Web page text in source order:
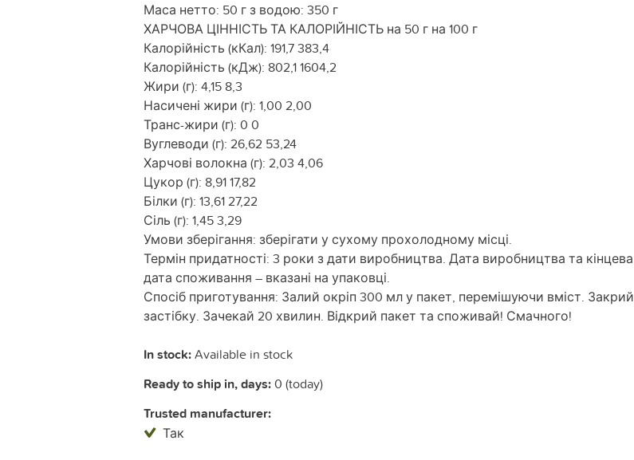
Маса нетто: 50 г з водою: 350 г
ХАРЧОВА ЦІННІСТЬ ТА КАЛОРІЙНІСТЬ на 50 г на 100 г
Калорійність (кКал): 191,7 383,4
Калорійність (кДж): 802,1 1604,2
Жири (г): 4,15 8,3
Насичені жири (г): 1,00 2,00
Транс-жири (г): 0 0
Вуглеводи (г): 26,62 53,24
Харчові волокна (г): 2,03 4,06
Цукор (г): 8,91 17,82
Білки (г): 13,61 27,22
Сіль (г): 1,45 3,29
Умови зберігання: зберігати у сухому прохолодному місці.
Термін придатності: 3 роки з дати виробництва. Дата виробництва та кінцева
дата споживання – вказані на упаковці.
Спосіб приготування: Залий окріп 300 мл у пакет, перемішуючи вміст. Закрий
застібку. Зачекай 20 хвилин. Відкрий пакет та споживай! Смачного!
In stock:Available in stock
Ready to ship in, days:0 (today)
Trusted manufacturer:
Так